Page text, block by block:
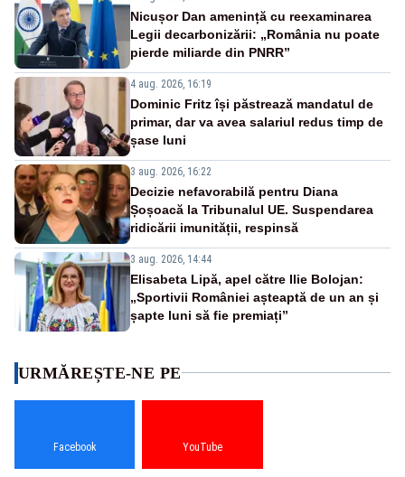
Nicușor Dan amenință cu reexaminarea
Legii decarbonizării: „România nu poate
pierde miliarde din PNRR”
4 aug. 2026, 16:19
Dominic Fritz își păstrează mandatul de
primar, dar va avea salariul redus timp de
șase luni
3 aug. 2026, 16:22
Decizie nefavorabilă pentru Diana
Șoșoacă la Tribunalul UE. Suspendarea
ridicării imunității, respinsă
3 aug. 2026, 14:44
Elisabeta Lipă, apel către Ilie Bolojan:
„Sportivii României așteaptă de un an și
șapte luni să fie premiați”
URMĂREȘTE-NE PE
Facebook YouTube